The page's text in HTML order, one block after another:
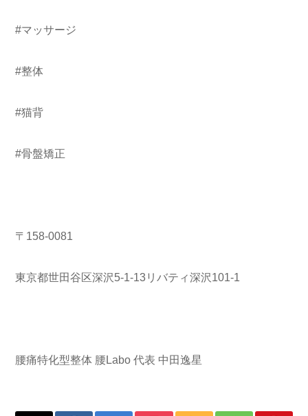
#マッサージ
#整体
#猫背
#骨盤矯正
〒158-0081
東京都世田谷区深沢5-1-13リバティ深沢101-1
腰痛特化型整体 腰Labo 代表 中田逸星